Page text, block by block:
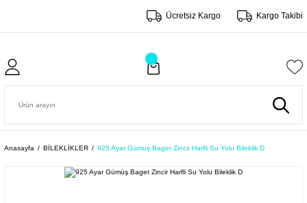
Ücretsiz Kargo Kargo Takibi
Anasayfa BİLEKLİKLER 925 Ayar Gümüş Baget Zincir Harfli Su Yolu Bileklik D